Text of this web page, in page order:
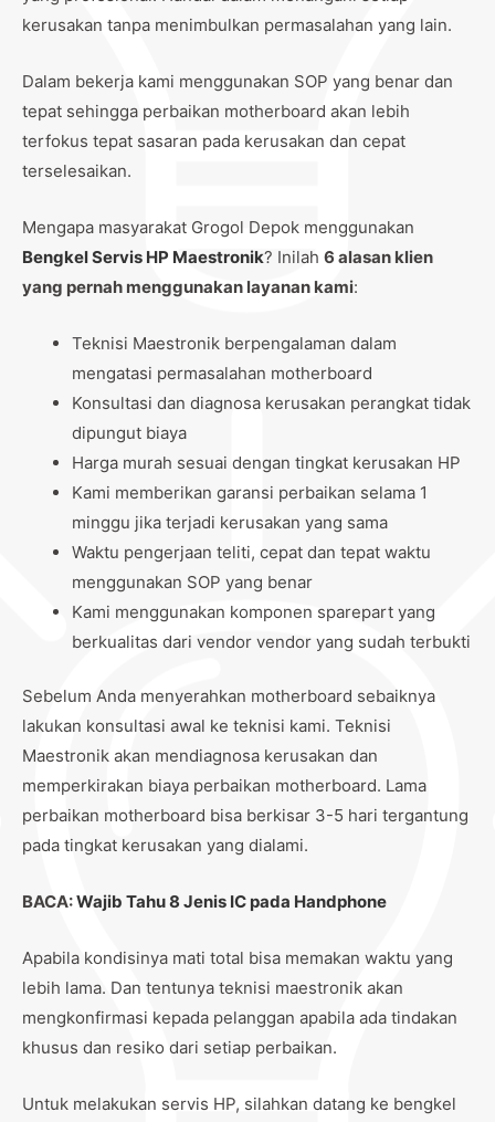
kerusakan tanpa menimbulkan permasalahan yang lain.
Dalam bekerja kami menggunakan SOP yang benar dan
tepat sehingga perbaikan motherboard akan lebih
terfokus tepat sasaran pada kerusakan dan cepat
terselesaikan.
Mengapa masyarakat Grogol Depok menggunakan
Bengkel Servis HP Maestronik? Inilah 6 alasan klien
yang pernah menggunakan layanan kami:
Teknisi Maestronik berpengalaman dalam
mengatasi permasalahan motherboard
Konsultasi dan diagnosa kerusakan perangkat tidak
dipungut biaya
Harga murah sesuai dengan tingkat kerusakan HP
Kami memberikan garansi perbaikan selama 1
minggu jika terjadi kerusakan yang sama
Waktu pengerjaan teliti, cepat dan tepat waktu
menggunakan SOP yang benar
Kami menggunakan komponen sparepart yang
berkualitas dari vendor vendor yang sudah terbukti
Sebelum Anda menyerahkan motherboard sebaiknya
lakukan konsultasi awal ke teknisi kami. Teknisi
Maestronik akan mendiagnosa kerusakan dan
memperkirakan biaya perbaikan motherboard. Lama
perbaikan motherboard bisa berkisar 3-5 hari tergantung
pada tingkat kerusakan yang dialami.
BACA:Wajib Tahu 8 Jenis IC pada Handphone
Apabila kondisinya mati total bisa memakan waktu yang
lebih lama. Dan tentunya teknisi maestronik akan
mengkonfirmasi kepada pelanggan apabila ada tindakan
khusus dan resiko dari setiap perbaikan.
Untuk melakukan servis HP, silahkan datang ke bengkel